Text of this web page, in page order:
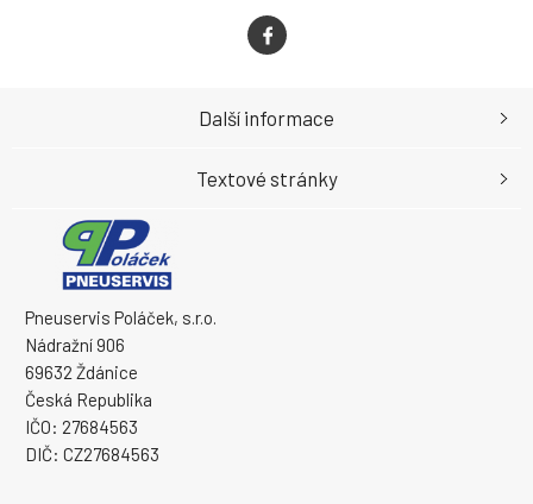
Pneuservis Poláček, s.r.o.
Nádražní 906
69632 Ždánice
Česká Republika
IČO: 27684563
DIČ: CZ27684563
Další informace
Textové stránky